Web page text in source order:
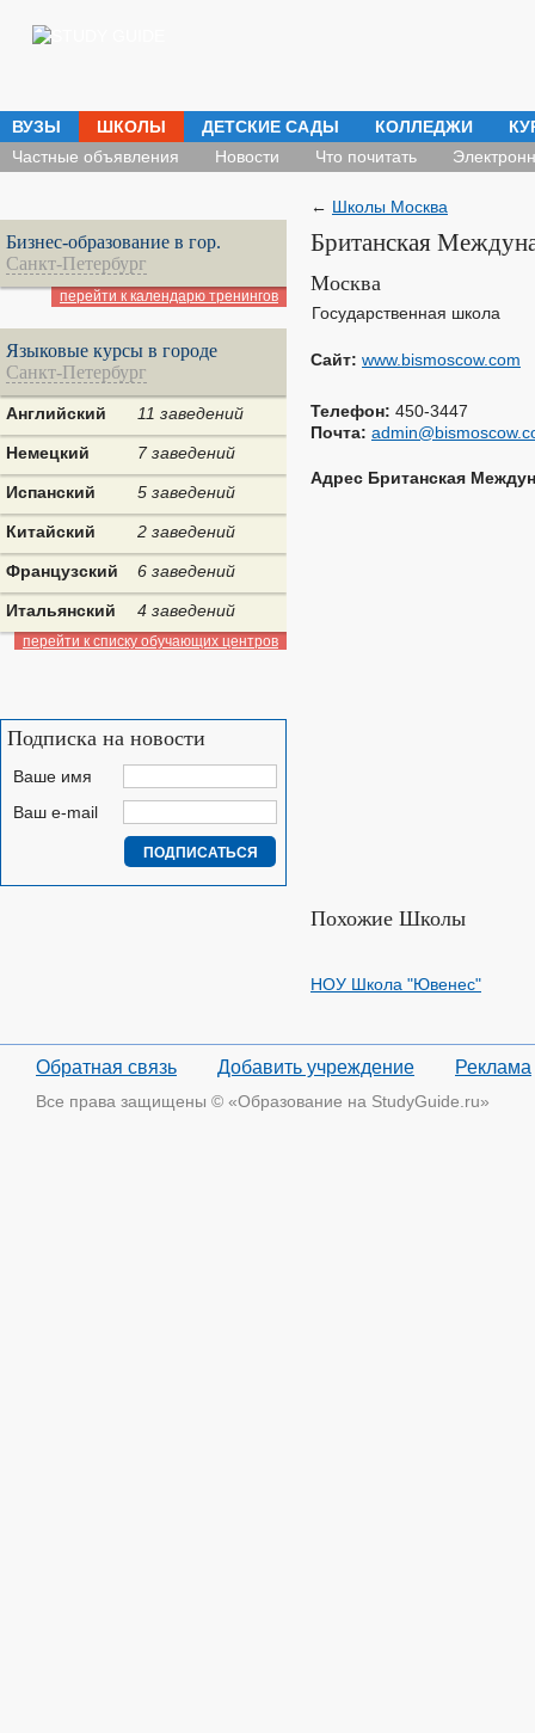
ВУЗЫ ШКОЛЫ ДЕТСКИЕ САДЫ КОЛЛЕДЖИ
Частные объявления
Новости Что почитать
← Школы Москва
Британская
Москва
Государственная школа
Сайт: www.bismoscow.com
Телефон: 450-3447
Почта:
Адрес Британская
Похожие Школы
НОУ Школа "Ювенес"
Бизнес-образование в гор.
Санкт-Петербург
перейти к календарю тренингов
Языковые курсы в городе
Санкт-Петербург
Английский 11 заведений
Немецкий 7 заведений
Испанский 5 заведений
Китайский 2 заведений
Французский 6 заведений
Итальянский 4 заведений
перейти к списку обучающих центров
Подписка на новости
Ваше имя
Ваш e-mail
Обратная связь Добавить учреждение Реклама
Все права защищены © «Образование на StudyGuide.ru»